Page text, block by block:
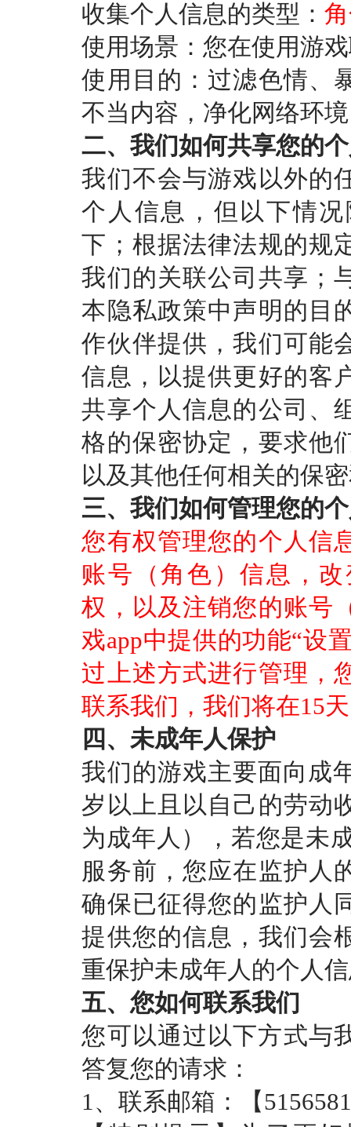
收集个人信息的类型：
使用场景：您在使用游
使用目的：过滤色情、
不当内容，净化网络环
二、我们如何共享您的
我们不会与游戏以外的
个人信息，但以下情
下；根据法律法规的规
我们的关联公司共享；
本隐私政策中声明的目
作伙伴提供，我们可能
信息，以提供更好的客
共享个人信息的公司、
格的保密协定，要求他
以及其他任何相关的保
三、我们如何管理您的
您有权管理您的个人信
账号（角色）信息，
权，以及注销您的账号
戏app中提供的功能“设
过上述方式进行管理，
联系我们，我们将在15
四、未成年人保护
我们的游戏主要面向成
岁以上且以自己的劳动
为成年人），若您是未
服务前，您应在监护人
确保已征得您的监护人
提供您的信息，我们会
重保护未成年人的个人
五、您如何联系我们
您可以通过以下方式与
答复您的请求：
1、联系邮箱：【